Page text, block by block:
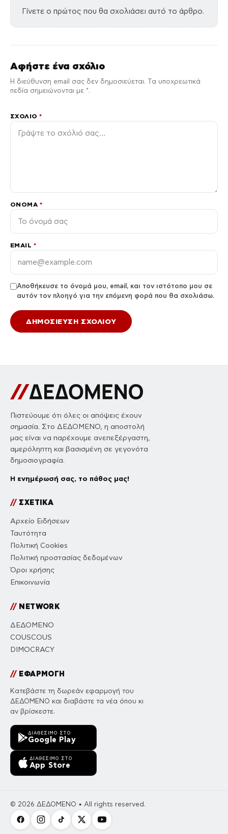
Γίνετε ο πρώτος που θα σχολιάσει αυτό το άρθρο.
Αφήστε ένα σχόλιο
Η διεύθυνση email σας δεν δημοσιεύεται. Τα υποχρεωτικά
πεδία σημειώνονται με *.
ΣΧΌΛΙΟ*
ΌΝΟΜΑ *
EMAIL *
Αποθήκευσε το όνομά μου, email, και τον ιστότοπο μου σε
αυτόν τον πλοηγό για την επόμενη φορά που θα σχολιάσω.
Πιστεύουμε ότι όλες οι απόψεις έχουν
σημασία. Στο ΔΕΔΟΜΕΝΟ, η αποστολή
μας είναι να παρέχουμε ανεπεξέργαστη,
αμερόληπτη και βασισμένη σε γεγονότα
δημοσιογραφία.
Η ενημέρωσή σας, το πάθος μας!
//ΣΧΕΤΙΚΑ
Αρχείο Ειδήσεων
Ταυτότητα
Πολιτική Cookies
Πολιτική προστασίας δεδομένων
Όροι χρήσης
Επικοινωνία
//NETWORK
ΔΕΔΟΜΕΝΟ
COUSCOUS
DIMOCRACY
//ΕΦΑΡΜΟΓΗ
Κατεβάστε τη δωρεάν εφαρμογή του
ΔΕΔΟΜΕΝΟ και διαβάστε τα νέα όπου κι
αν βρίσκεστε.
ΔΙΑΘΈΣΙΜΟ ΣΤΟ
Google Play
ΔΙΑΘΈΣΙΜΟ ΣΤΟ
App Store
© 2026 ΔΕΔΟΜΕΝΟ • All rights reserved.